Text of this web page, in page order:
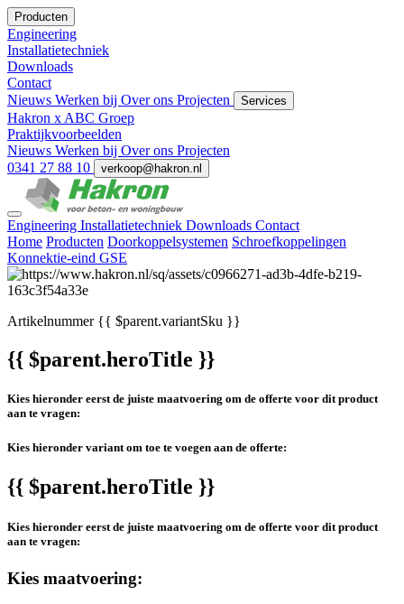
Producten
Engineering
Installatietechniek
Downloads
Contact
Nieuws Werken bij Over ons Projecten Services
Hakron x ABC Groep
Praktijkvoorbeelden
Nieuws Werken bij Over ons Projecten
0341 27 88 10
verkoop@hakron.nl
Engineering Installatietechniek Downloads Contact
Home Producten Doorkoppelsystemen Schroefkoppelingen
Konnektie-eind GSE
Artikelnummer{{ $parent.variantSku }}
{{ $parent.heroTitle }}
Kies hieronder eerst de juiste maatvoering om de offerte voor dit product
aan te vragen:
Kies hieronder variant om toe te voegen aan de offerte:
{{ $parent.heroTitle }}
Kies hieronder eerst de juiste maatvoering om de offerte voor dit product
aan te vragen:
Kies maatvoering: